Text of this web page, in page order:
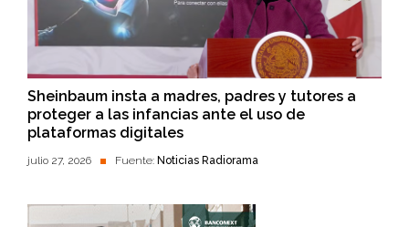
Sheinbaum insta a madres, padres y tutores a
proteger a las infancias ante el uso de
plataformas digitales
julio 27, 2026 Fuente: Noticias Radiorama